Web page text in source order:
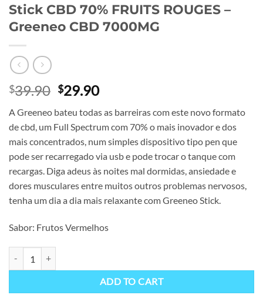
Stick CBD 70% FRUITS ROUGES –
Greeneo CBD 7000MG
$39.90 Original
was:
$39.90.
$29.90Current
is:
$29.90.
A Greeneo bateu todas as barreiras com este novo formato
de cbd, um Full Spectrum com 70% o mais inovador e dos
mais concentrados, num simples dispositivo tipo pen que
pode ser recarregado via usb e pode trocar o tanque com
recargas. Diga adeus às noites mal dormidas, ansiedade e
dores musculares entre muitos outros problemas nervosos,
tenha um dia a dia mais relaxante com Greeneo Stick.
Sabor: Frutos Vermelhos
ADD TO CART